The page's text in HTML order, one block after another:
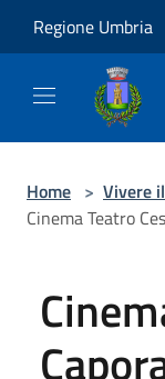
Regione Umbria
Home > Vivere
Cinema Teatro